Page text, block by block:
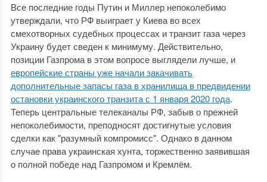
Все последние годы Путин и Миллер непоколебимо
утверждали, что РФ выиграет у Киева во всех
смехотворных судебных процессах и транзит газа через
Украину будет сведен к минимуму. Действительно,
позиции Газпрома в этом вопросе выглядели лучше, и
европейские страны уже начали закачивать
дополнительные запасы газа в хранилища в предвидении
остановки украинского транзита с 1 января 2020 года.
Теперь центральные телеканалы РФ, забыв о прежней
непоколебимости, преподносят достигнутые условия
сделки как "разумный компромисс". Однако в данном
случае права украинская хунта, торжественно заявившая
о полной победе над Газпромом и Кремлём.